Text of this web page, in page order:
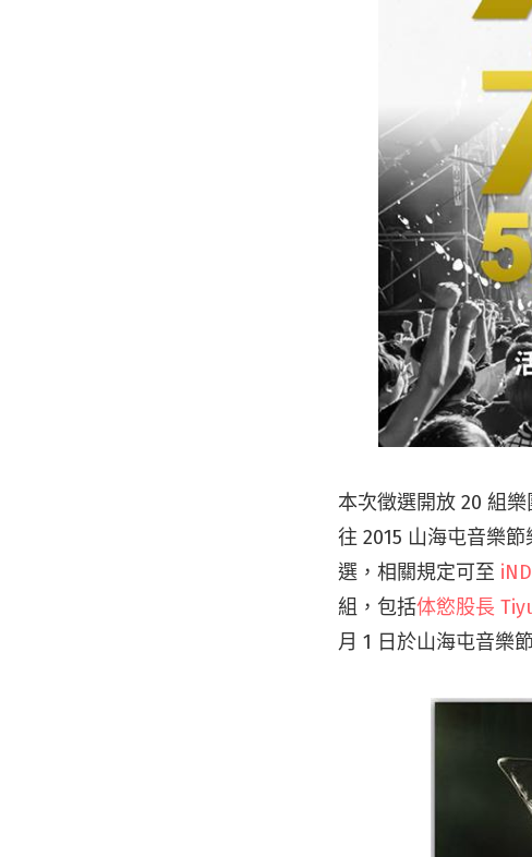
本次徵選開放 20 組
往 2015 山海屯音樂
選，相關規定可至
組，包括体慾股長
月 1 日於山海屯音樂